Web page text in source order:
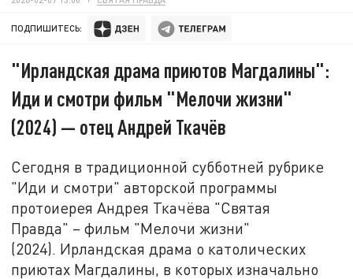
ПОДПИШИТЕСЬ:
"Ирландская драма приютов Магдалины":
Иди и смотри фильм "Мелочи жизни"
(2024) — отец Андрей Ткачёв
Сегодня в традиционной субботней рубрике
"Иди и смотри" авторской программы
протоиерея Андрея Ткачёва "Святая
Правда" – фильм "Мелочи жизни"
(2024). Ирландская драма о католических
приютах Магдалины, в которых изначально